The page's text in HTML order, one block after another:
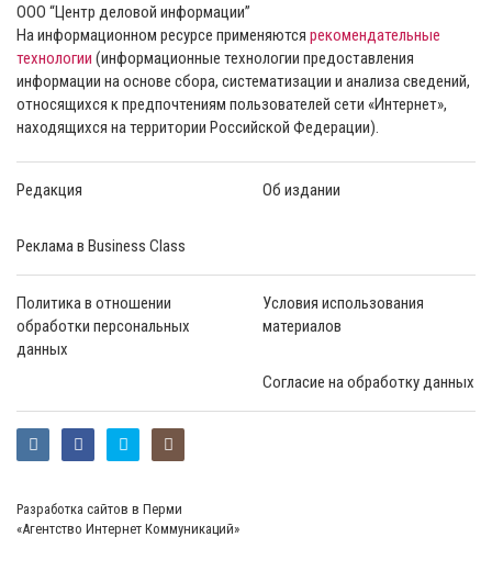
ООО “Центр деловой информации”
На информационном ресурсе применяются рекомендательные
технологии (информационные технологии предоставления
информации на основе сбора, систематизации и анализа сведений,
относящихся к предпочтениям пользователей сети «Интернет»,
находящихся на территории Российской Федерации).
Редакция Об издании
Реклама в Business Class
Политика в отношении
обработки персональных
данных
Условия использования
материалов
Согласие на обработку данных
Разработка сайтов в Перми
«Агентство Интернет Коммуникаций»